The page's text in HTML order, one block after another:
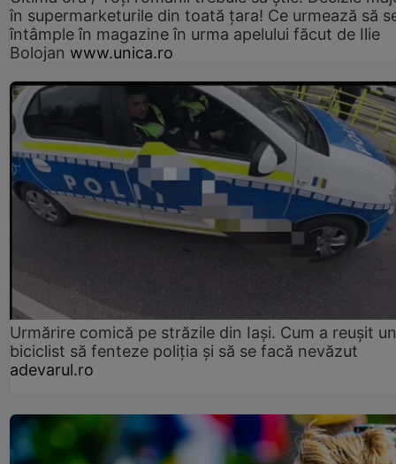
în supermarketurile din toată țara! Ce urmează să
întâmple în magazine în urma apelului făcut de Ilie
Bolojan www.unica.ro
Urmărire comică pe străzile din Iași. Cum a reușit un
biciclist să fenteze poliția și să se facă nevăzut
adevarul.ro